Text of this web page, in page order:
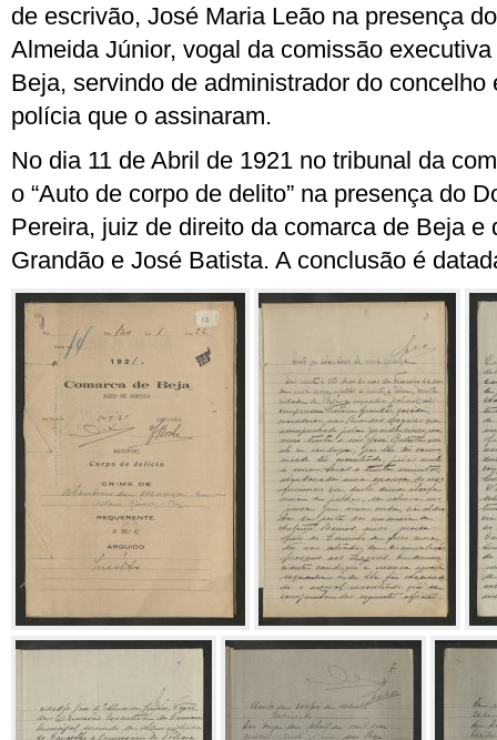
de escrivão, José Maria Leão na presença
Almeida Júnior, vogal da comissão
Beja, servindo de administrador do concelho
polícia que o assinaram.
No dia 11 de Abril de 1921 no tribunal da
o “Auto de corpo de delito” na presença do
Pereira, juiz de direito da comarca de Beja e
Grandão e José Batista. A conclusão é